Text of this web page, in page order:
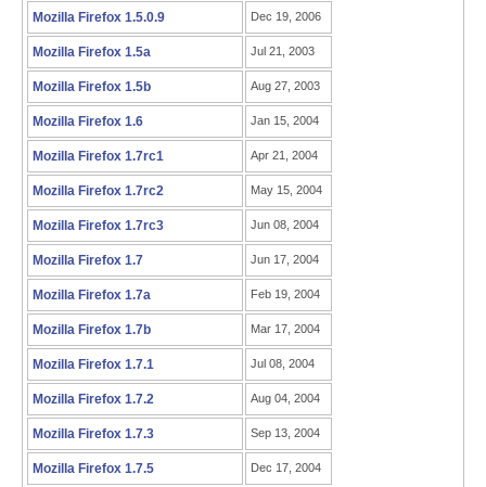
Mozilla Firefox 1.5.0.9 Dec 19, 2006
Mozilla Firefox 1.5a Jul 21, 2003
Mozilla Firefox 1.5b Aug 27, 2003
Mozilla Firefox 1.6 Jan 15, 2004
Mozilla Firefox 1.7rc1 Apr 21, 2004
Mozilla Firefox 1.7rc2 May 15, 2004
Mozilla Firefox 1.7rc3 Jun 08, 2004
Mozilla Firefox 1.7 Jun 17, 2004
Mozilla Firefox 1.7a Feb 19, 2004
Mozilla Firefox 1.7b Mar 17, 2004
Mozilla Firefox 1.7.1 Jul 08, 2004
Mozilla Firefox 1.7.2 Aug 04, 2004
Mozilla Firefox 1.7.3 Sep 13, 2004
Mozilla Firefox 1.7.5 Dec 17, 2004